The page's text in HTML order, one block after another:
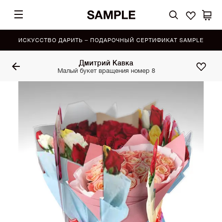
ИСКУССТВО ДАРИТЬ – ПОДАРОЧНЫЙ СЕРТИФИКАТ SAMPLE
Дмитрий Кавка
Малый букет вращения номер 8